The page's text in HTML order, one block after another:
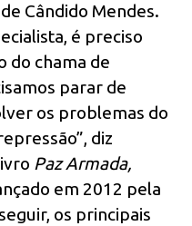
Cândido Mendes.
é preciso
do chama de
parar de
os problemas do
diz
Paz Armada,
em 2012 pela
os principais